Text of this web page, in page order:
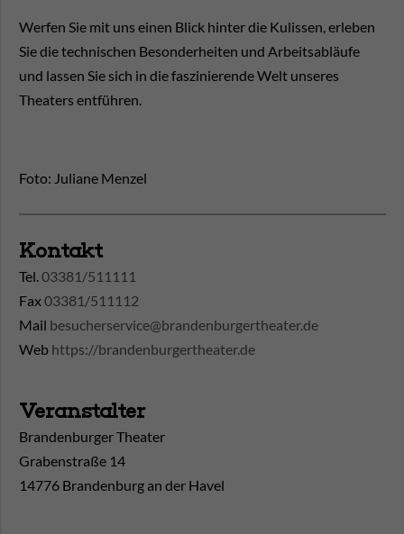
Werfen Sie mit uns einen Blick hinter die Kulissen, erleben
Sie die technischen Besonderheiten und Arbeitsabläufe
und lassen Sie sich in die faszinierende Welt unseres
Theaters entführen.
Foto: Juliane Menzel
Kontakt
Tel.03381/511111
Fax03381/511112
Mail besucherservice@brandenburgertheater.de
Web https://brandenburgertheater.de
Veranstalter
Brandenburger Theater
Grabenstraße 14
14776 Brandenburg an der Havel